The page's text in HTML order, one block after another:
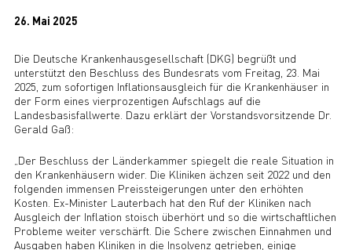
26. Mai 2025
Die Deutsche Krankenhausgesellschaft (DKG) begrüßt und
unterstützt den Beschluss des Bundesrats vom Freitag, 23. Mai
2025, zum sofortigen Inflationsausgleich für die Krankenhäuser in
der Form eines vierprozentigen Aufschlags auf die
Landesbasisfallwerte. Dazu erklärt der Vorstandsvorsitzende Dr.
Gerald Gaß:
„Der Beschluss der Länderkammer spiegelt die reale Situation in
den Krankenhäusern wider. Die Kliniken ächzen seit 2022 und den
folgenden immensen Preissteigerungen unter den erhöhten
Kosten. Ex-Minister Lauterbach hat den Ruf der Kliniken nach
Ausgleich der Inflation stoisch überhört und so die wirtschaftlichen
Probleme weiter verschärft. Die Schere zwischen Einnahmen und
Ausgaben haben Kliniken in die Insolvenz getrieben, einige